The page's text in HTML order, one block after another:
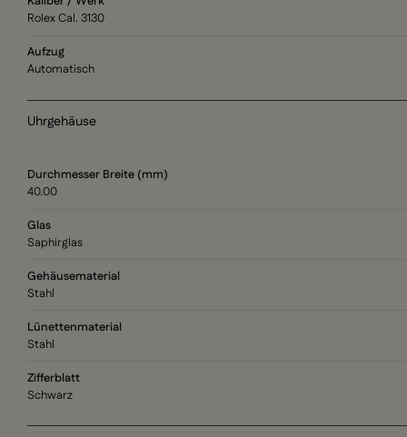
Rolex Cal. 3130
Aufzug
Automatisch
Uhrgehäuse
Durchmesser Breite (mm)
40.00
Glas
Saphirglas
Gehäusematerial
Stahl
Lünettenmaterial
Stahl
Zifferblatt
Schwarz